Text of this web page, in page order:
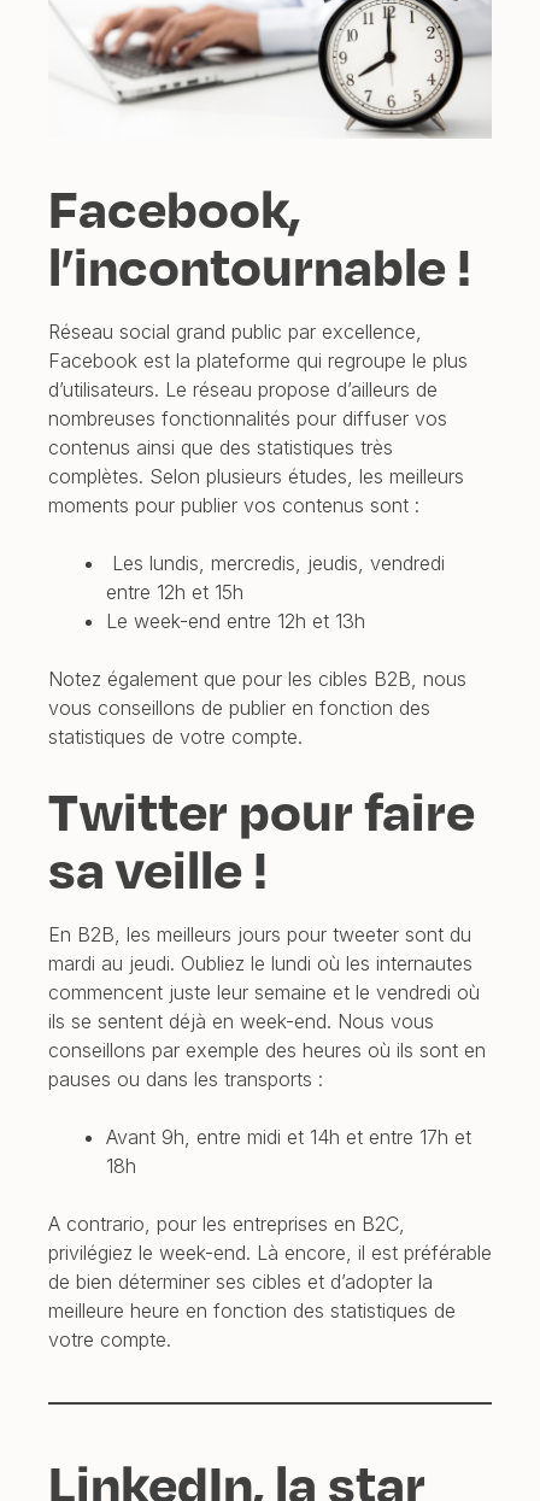
Facebook,
l’incontournable !
Réseau social grand public par excellence,
Facebook est la plateforme qui regroupe le plus
d’utilisateurs. Le réseau propose d’ailleurs de
nombreuses fonctionnalités pour diffuser vos
contenus ainsi que des statistiques très
complètes. Selon plusieurs études, les meilleurs
moments pour publier vos contenus sont :
Les lundis, mercredis, jeudis, vendredi
entre 12h et 15h
Le week-end entre 12h et 13h
Notez également que pour les cibles B2B, nous
vous conseillons de publier en fonction des
statistiques de votre compte.
Twitter pour faire
sa veille !
En B2B, les meilleurs jours pour tweeter sont du
mardi au jeudi. Oubliez le lundi où les internautes
commencent juste leur semaine et le vendredi où
ils se sentent déjà en week-end. Nous vous
conseillons par exemple des heures où ils sont en
pauses ou dans les transports :
Avant 9h, entre midi et 14h et entre 17h et
18h
A contrario, pour les entreprises en B2C,
privilégiez le week-end. Là encore, il est préférable
de bien déterminer ses cibles et d’adopter la
meilleure heure en fonction des statistiques de
votre compte.
LinkedIn, la star